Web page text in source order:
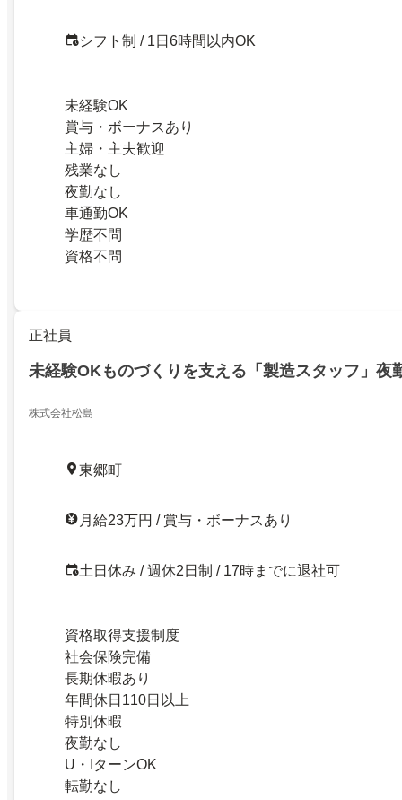
シフト制 / 1日6時間以内OK
未経験OK
賞与・ボーナスあり
主婦・主夫歓迎
残業なし
夜勤なし
車通勤OK
学歴不問
資格不問
正社員
未経験OKものづくりを支える「製造スタッフ」夜
株式会社松島
東郷町
月給23万円 / 賞与・ボーナスあり
土日休み / 週休2日制 / 17時までに退社可
資格取得支援制度
社会保険完備
長期休暇あり
年間休日110日以上
特別休暇
夜勤なし
U・IターンOK
転勤なし